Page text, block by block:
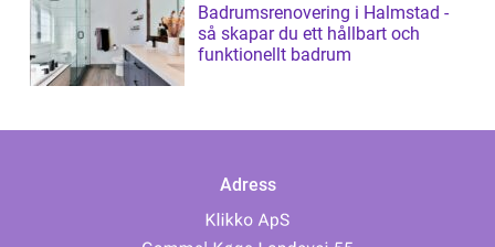
Badrumsrenovering i Halmstad -
så skapar du ett hållbart och
funktionellt badrum
Adress